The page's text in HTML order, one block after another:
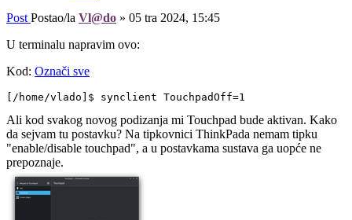
Post Postao/la Vl@do » 05 tra 2024, 15:45
U terminalu napravim ovo:
Kod: Označi sve
[/home/vlado]$ synclient TouchpadOff=1
Ali kod svakog novog podizanja mi Touchpad bude aktivan. Kako
da sejvam tu postavku? Na tipkovnici ThinkPada nemam tipku
"enable/disable touchpad", a u postavkama sustava ga uopće ne
prepoznaje.